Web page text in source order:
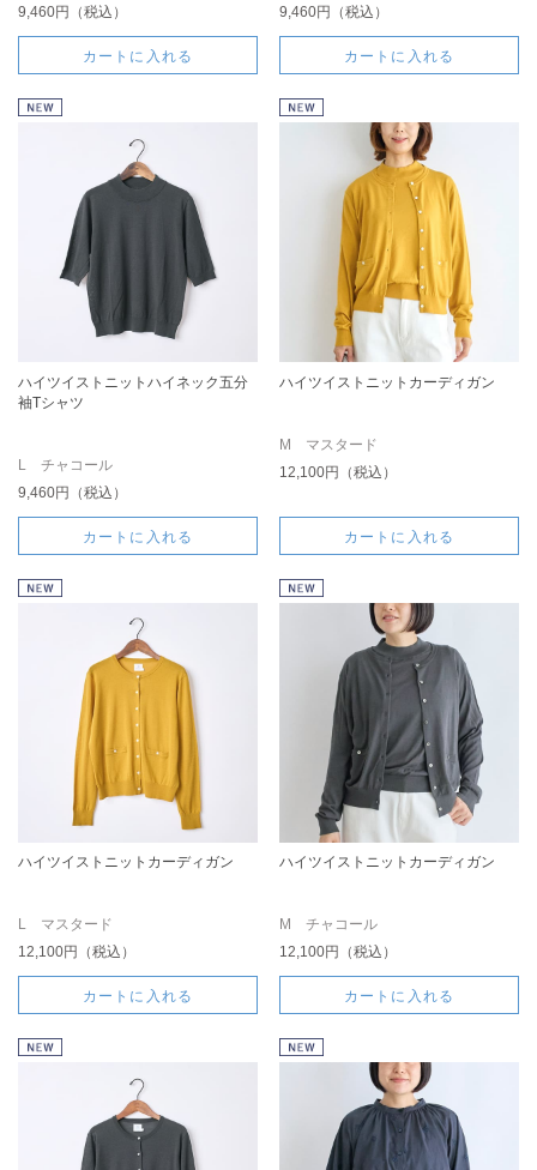
9,460円（税込）
カートに入れる
9,460円（税込）
カートに入れる
ハイツイストニットハイネック五分
袖Tシャツ
L チャコール
9,460円（税込）
カートに入れる
ハイツイストニットカーディガン
M マスタード
12,100円（税込）
カートに入れる
ハイツイストニットカーディガン
L マスタード
12,100円（税込）
カートに入れる
ハイツイストニットカーディガン
M チャコール
12,100円（税込）
カートに入れる